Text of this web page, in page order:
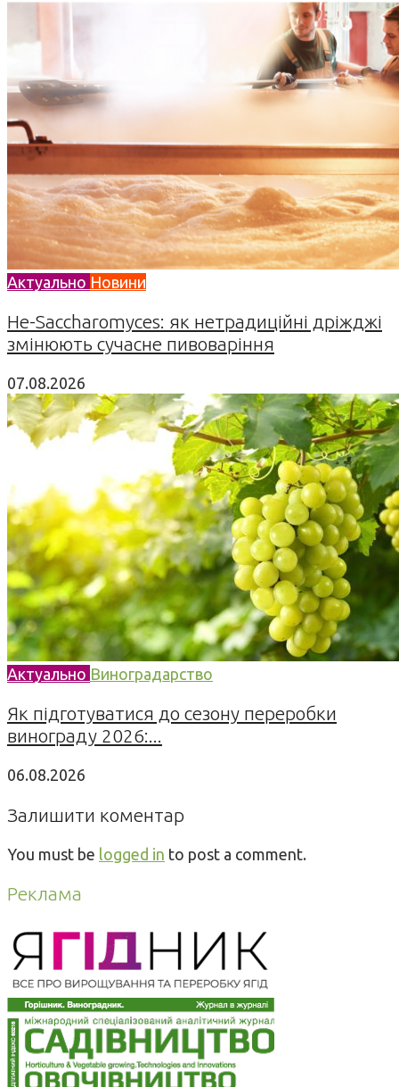
Актуально Новини
Не-Saccharomyces: як нетрадиційні дріжджі
змінюють сучасне пивоваріння
07.08.2026
Актуально Виноградарство
Як підготуватися до сезону переробки
винограду 2026:...
06.08.2026
Залишити коментар
You must be logged in to post a comment.
Реклама